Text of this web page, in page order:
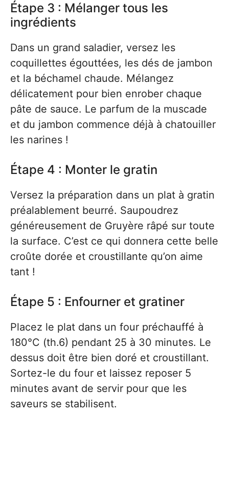
Étape 3 : Mélanger tous les
ingrédients
Dans un grand saladier, versez les
coquillettes égouttées, les dés de jambon
et la béchamel chaude. Mélangez
délicatement pour bien enrober chaque
pâte de sauce. Le parfum de la muscade
et du jambon commence déjà à chatouiller
les narines !
Étape 4 : Monter le gratin
Versez la préparation dans un plat à gratin
préalablement beurré. Saupoudrez
généreusement de Gruyère râpé sur toute
la surface. C’est ce qui donnera cette belle
croûte dorée et croustillante qu’on aime
tant !
Étape 5 : Enfourner et gratiner
Placez le plat dans un four préchauffé à
180°C (th.6) pendant 25 à 30 minutes. Le
dessus doit être bien doré et croustillant.
Sortez-le du four et laissez reposer 5
minutes avant de servir pour que les
saveurs se stabilisent.